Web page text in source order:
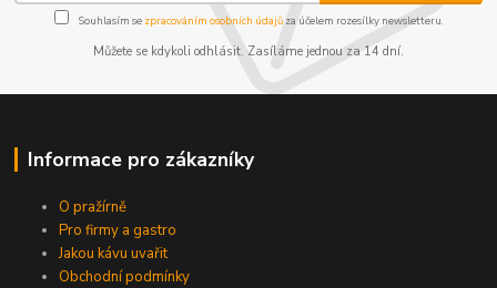
Souhlasím se zpracováním osobních údajůza účelem rozesílky newsletteru.
Můžete se kdykoli odhlásit. Zasíláme jednou za 14 dní.
Informace pro zákazníky
O pražírně
Pro firmy a gastro
Jakou kávu uvařit
Obchodní podmínky